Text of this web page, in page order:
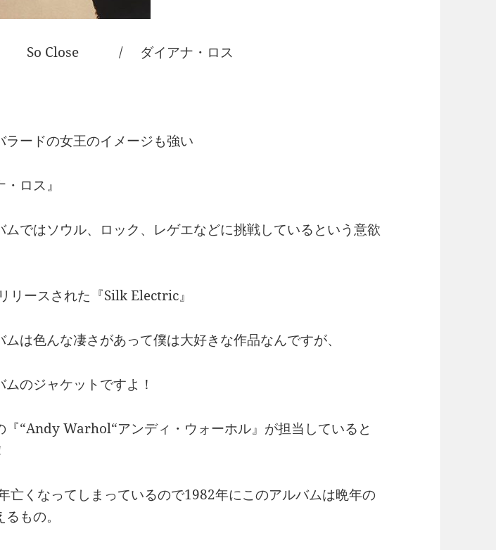
Close / ダイアナ・ロス
ラードの女王のイメージも強い
・ロス』
ムではソウル、ロック、レゲエなどに挑戦しているという意欲
リースされた『Silk Electric』
ムは色んな凄さがあって僕は大好きな作品なんですが、
ムのジャケットですよ！
『“Andy Warhol“アンディ・ウォーホル』が担当していると
亡くなってしまっているので1982年にこのアルバムは晩年の
もの。